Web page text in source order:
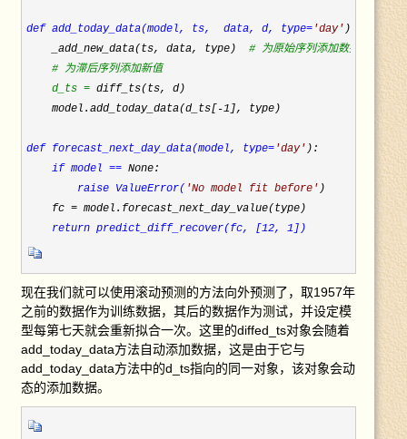
def add_today_data(model, ts,  data, d, type= 'day' ):
    _add_new_data(ts, data, type)
# 为原始序列添加数据
# 为滞后序列添加新值
    d_ts =
diff_ts(ts, d)
    model.add_today_data(d_ts[-1
], type)
def forecast_next_day_data(model, type= 'day' ):
if model == None:
raise ValueError( 'No model fit before ' )
    fc =
model.forecast_next_day_value(type)
return predict_diff_recover(fc, [12, 1])
现在我们就可以使用滚动预测的方法向外预测了，取1957年
之前的数据作为训练数据，其后的数据作为测试，并设定模
型每第七天就会重新拟合一次。这里的diffed_ts对象会随着
add_today_data方法自动添加数据，这是由于它与
add_today_data方法中的d_ts指向的同一对象，该对象会动
态的添加数据。